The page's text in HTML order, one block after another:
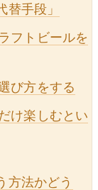
手段」
フトビールを
び方をする
け楽しむとい
方法かどう